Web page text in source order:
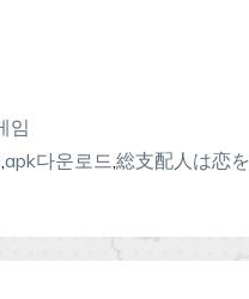
임
,apk다운로드,総支配人は恋